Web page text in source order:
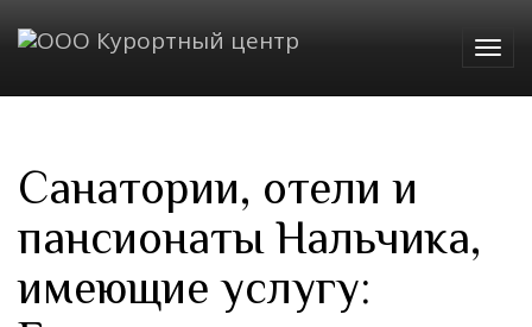
Санатории, отели и
пансионаты Нальчика,
имеющие услугу: